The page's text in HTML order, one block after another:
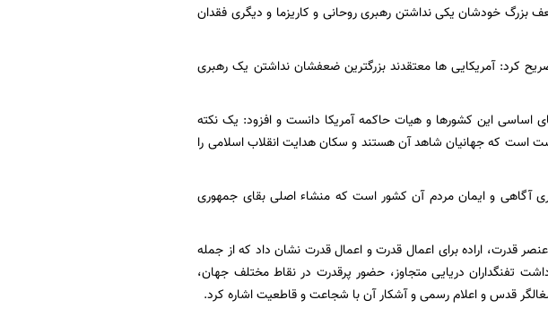
خودشان یکی نداشتن رهبری روحانی و کاریزما و دیگری فقدان
کرد: آمریکایی ها معتقدند بزرگترین ضعفشان نداشتن یک رهبری
این کشورها و هیات حاکمه آمریکا دانست و افزود: یک نکته
است که جهانیان شاهد آن هستند و سکان هدایت انقلاب اسلامی را
و ایمان مردم آن کشور است که منشاء اصلی بقای جمهوری
قدرت، اراده برای اعمال قدرت و اعمال قدرت نشان داد که از جمله
تفنگداران دریایی متجاوز، حضور پرقدرت در نقاط مختلف جهان،
قدس و اعلام رسمی و آشکار آن با شجاعت و قاطعیت اشاره کرد.